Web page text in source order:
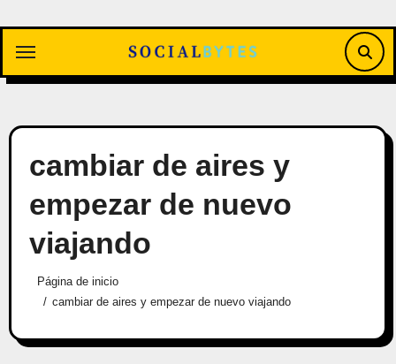
contenido
cambiar de aires y
empezar de nuevo
viajando
Página de inicio
cambiar de aires y empezar de nuevo viajando